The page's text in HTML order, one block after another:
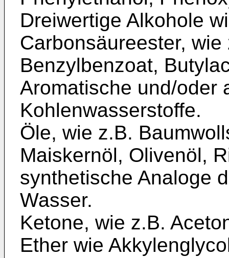
Dreiwertige Alkohole
Carbonsäureester,
Benzylbenzoat,
Aromatische und/oder
Kohlenwasserstoffe.
Öle, wie z.B.
Maiskernöl, Olivenöl,
synthetische Analoge
Wasser.
Ketone, wie z.B.
Ether wie